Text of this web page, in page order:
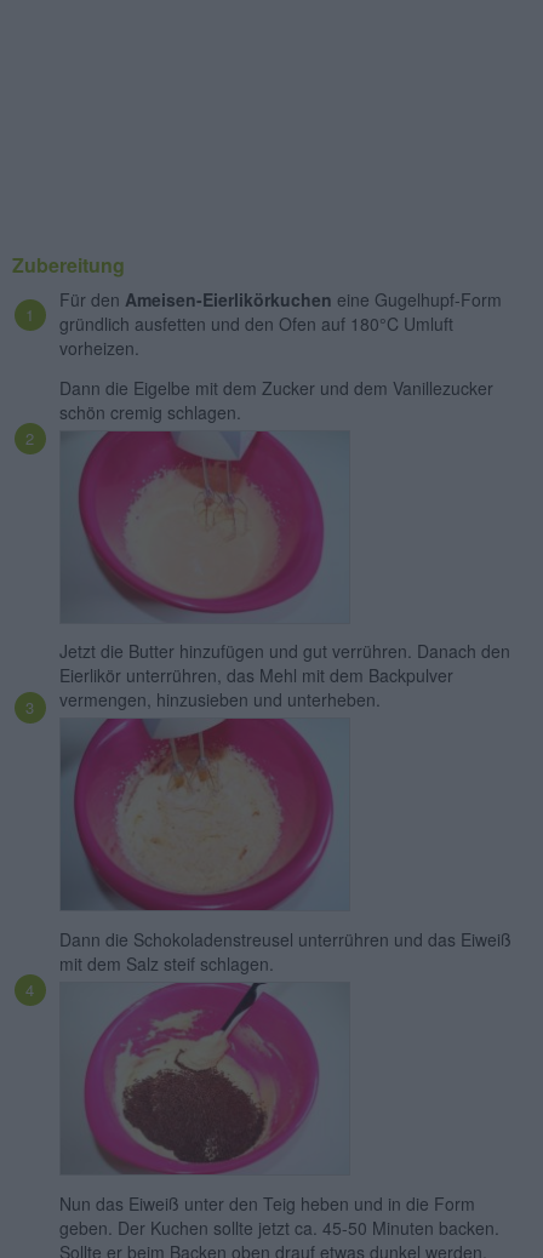
Zubereitung
Für den Ameisen-Eierlikörkuchen eine Gugelhupf-Form
gründlich ausfetten und den Ofen auf 180°C Umluft
vorheizen.
Dann die Eigelbe mit dem Zucker und dem Vanillezucker
schön cremig schlagen.
Jetzt die Butter hinzufügen und gut verrühren. Danach den
Eierlikör unterrühren, das Mehl mit dem Backpulver
vermengen, hinzusieben und unterheben.
Dann die Schokoladenstreusel unterrühren und das Eiweiß
mit dem Salz steif schlagen.
Nun das Eiweiß unter den Teig heben und in die Form
geben. Der Kuchen sollte jetzt ca. 45-50 Minuten backen.
Sollte er beim Backen oben drauf etwas dunkel werden,